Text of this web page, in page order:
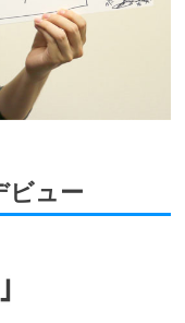
ビュー